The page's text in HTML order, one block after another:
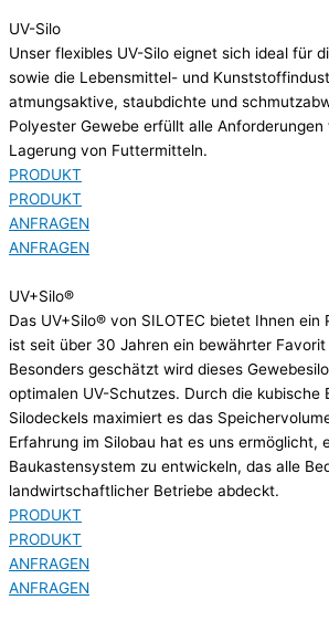
UV-Silo
Unser flexibles UV-Silo eignet sich ideal für
sowie die Lebensmittel- und
atmungsaktive, staubdichte und
Polyester Gewebe erfüllt alle
Lagerung von Futtermitteln.
PRODUKT
PRODUKT
ANFRAGEN
ANFRAGEN
UV+Silo®
Das UV+Silo® von SILOTEC bietet Ihnen ein
ist seit über 30 Jahren ein bewährter
Besonders geschätzt wird dieses
optimalen UV-Schutzes. Durch die kubische
Silodeckels maximiert es das
Erfahrung im Silobau hat es uns ermöglicht,
Baukastensystem zu entwickeln, das alle
landwirtschaftlicher Betriebe abdeckt.
PRODUKT
PRODUKT
ANFRAGEN
ANFRAGEN